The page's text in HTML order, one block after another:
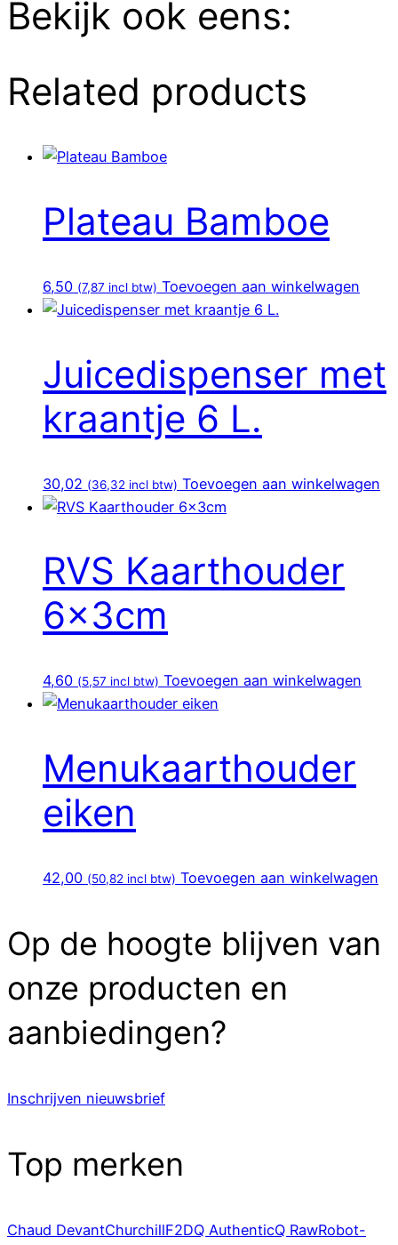
Bekijk ook eens:
Related products
Plateau Bamboe
6,50 (7,87 incl btw) Toevoegen aan winkelwagen
Juicedispenser met
kraantje 6 L.
30,02 (36,32 incl btw) Toevoegen aan winkelwagen
RVS Kaarthouder
6x3cm
4,60 (5,57 incl btw) Toevoegen aan winkelwagen
Menukaarthouder
eiken
42,00 (50,82 incl btw) Toevoegen aan winkelwagen
Op de hoogte blijven van
onze producten en
aanbiedingen?
Inschrijven nieuwsbrief
Top merken
Chaud DevantChurchillF2DQ AuthenticQ RawRobot-